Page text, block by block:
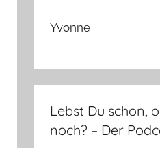
Yvonne
Lebst Du schon,
noch? – Der